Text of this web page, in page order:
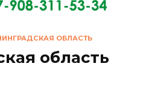
ОБЛАСТЬ
область